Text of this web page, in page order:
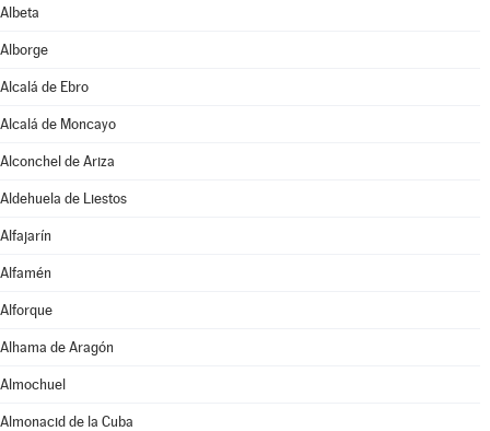
Albeta
Alborge
Alcalá de Ebro
Alcalá de Moncayo
Alconchel de Ariza
Aldehuela de Liestos
Alfajarín
Alfamén
Alforque
Alhama de Aragón
Almochuel
Almonacid de la Cuba